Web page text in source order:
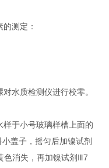
测定：
水质检测仪进行校零。
于小号玻璃样槽上面的
盖子，摇匀后加镍试剂
色消失，再加镍试剂Ⅲ7